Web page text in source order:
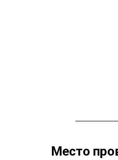
Место